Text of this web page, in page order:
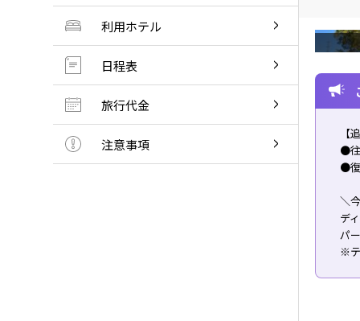
利用ホテル
日程表
旅行代金
注意事項
【
●往
●復
＼
デ
パ
※